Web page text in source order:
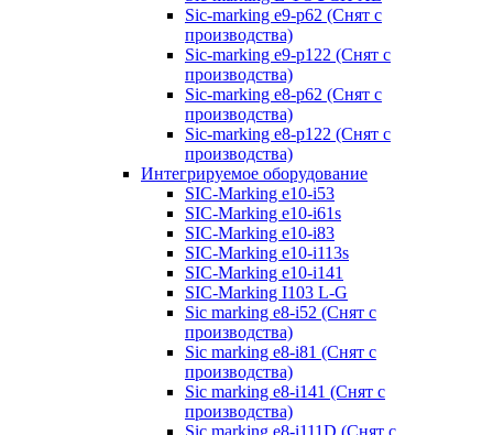
Sic-marking e9-p62 (Снят с
производства)
Sic-marking e9-p122 (Снят с
производства)
Sic-marking e8-p62 (Снят с
производства)
Sic-marking e8-p122 (Снят с
производства)
Интегрируемое оборудование
SIC-Marking e10-i53
SIC-Marking e10-i61s
SIC-Marking e10-i83
SIC-Marking e10-i113s
SIC-Marking e10-i141
SIC-Marking I103 L-G
Sic marking e8-i52 (Снят с
производства)
Sic marking e8-i81 (Снят с
производства)
Sic marking e8-i141 (Снят с
производства)
Sic marking e8-i111D (Снят с